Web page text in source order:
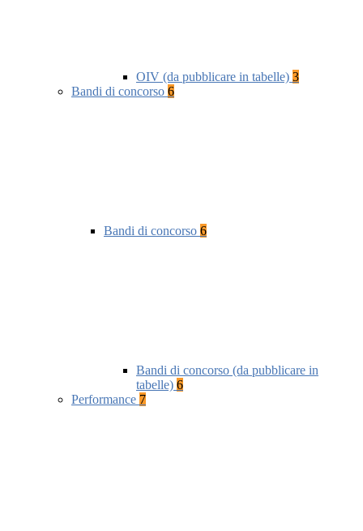
OIV (da pubblicare in tabelle) 3
Bandi di concorso 6
Bandi di concorso 6
Bandi di concorso (da pubblicare in
tabelle) 6
Performance 7